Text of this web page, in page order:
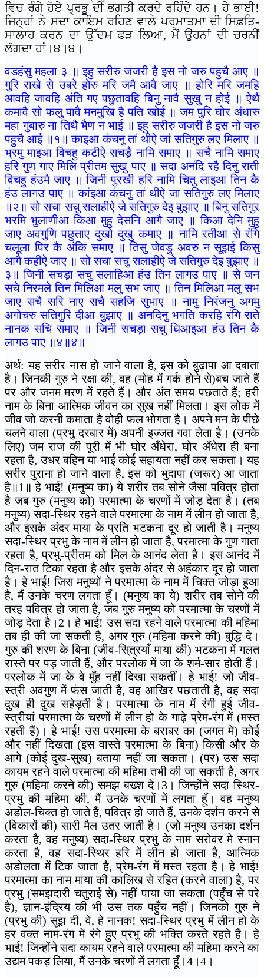
ਵਿਚ ਰੰਗੇ ਹੋਏ ਪ੍ਰਭੂ ਦੀ ਭਗਤੀ ਕਰਦੇ ਰਹਿੰਦੇ ਹਨ। ਹੇ ਭਾਈ!
ਜਿਨ੍ਹਾਂ ਨੇ ਸਦਾ ਕਾਇਮ ਰਹਿਣ ਵਾਲੇ ਪਰਮਾਤਮਾ ਦੀ ਸਿਫ਼ਤਿ-
ਸਾਲਾਹ ਕਰਨ ਦਾ ਉੱਦਮ ਫੜ ਲਿਆ, ਮੈਂ ਉਹਨਾਂ ਦੀ ਚਰਨੀਂ
ਲੱਗਦਾ ਹਾਂ।੪।੪।
वडहंसु महला ३ ॥ इहु सरीरु जजरी है इस नो जरु पहुचै आए ॥
गुरि राखे से उबरे होरु मरि जमै आवै जाए ॥ होरि मरि जमहि
आवहि जावहि अंति गए पछुतावहि बिनु नावै सुखु न होई ॥ ऐथै
कमावै सो फलु पावै मनमुखि है पति खोई ॥ जम पुरि घोर अंधारु
महा गुबारु ना तिथै भैण न भाई ॥ इहु सरीरु जजरी है इस नो जरु
पहुचै आई ॥१॥ काइआ कंचनु तां थीऐ जां सतिगुरु लए मिलाए ॥
भ्रमु माइआ विचहु कटीऐ सचड़ै नामि समाए ॥ सचै नामि समाए
हरि गुण गाए मिलि प्रीतम सुखु पाए ॥ सदा अनंदि रहै दिनु राती
विचहु हंउमै जाए ॥ जिनी पुरखी हरि नामि चितु लाइआ तिन कै
हंउ लागउ पाए ॥ कांइआ कंचनु तां थीऐ जा सतिगुरु लए मिलाए
॥२॥ सो सचा सचु सलाहीऐ जे सतिगुरु देइ बुझाए ॥ बिनु सतिगुर
भरमि भुलाणीआ किआ मुहु देसनि आगै जाए ॥ किआ देनि मुहु
जाए अवगुणि पछुताए दुखो दुखु कमाए ॥ नामि रतीआ से रंगि
चलूला पिर कै अंकि समाए ॥ तिसु जेवडु अवरु न सूझई किसु
आगै कहीऐ जाए ॥ सो सचा सचु सलाहीऐ जे सतिगुरु देइ बुझाए ॥
३॥ जिनी सचड़ा सचु सलाहिआ हंउ तिन लागउ पाए ॥ से जन
सचे निरमले तिन मिलिआ मलु सभ जाए ॥ तिन मिलिआ मलु सभ
जाए सचै सरि नाए सचै सहजि सुभाए ॥ नामु निरंजनु अगमु
अगोचरु सतिगुरि दीआ बुझाए ॥ अनदिनु भगति करहि रंगि राते
नानक सचि समाए ॥ जिनी सचड़ा सचु धिआइआ हंउ तिन कै
लागउ पाए ॥४॥४॥
अर्थ: यह सरीर नास हो जाने वाला है, इस को बुढ़ापा आ दबाता
है। जिनकी गुरु ने रक्षा की, वह (मोह में गर्क होने से)बच जाते हैं
पर और जनम मरण में रहते हैं। और अंत समय पछताते हैं; हरी
नाम के बिना आत्मिक जीवन का सुख नहीं मिलता। इस लोक में
जीव जो करनी कमाता है वोही फल भोगता है। अपने मन के पीछे
चलने वाला (प्रभु दरबार में) अपनी इज्जत गवा लेता है। (उनके
लिए) जम राज की पूरी में भी घोर अँधेरा, घोर अँधेरा ही बना
रहता है, उधर बहिन या भाई कोई सहायता नहीं कर सकता। यह
सरीर पुराना हो जाने वाला है, इस को भुदापा (जरूर) आ जाता
है॥1॥ हे भाई! (मनुष्य का) ये शरीर तब सोने जैसा पवित्र होता
है जब गुरु (मनुष्य को) परमात्मा के चरणों में जोड़ देता है। (तब
मनुष्य) सदा-स्थिर रहने वाले परमात्मा के नाम में लीन हो जाता है,
और इसके अंदर माया के प्रति भटकना दूर हो जाती है। मनुष्य
सदा-स्थिर प्रभु के नाम में लीन हो जाता है, परमात्मा के गुण गाता
रहता है, प्रभु-प्रीतम को मिल के आनंद लेता है। इस आनंद में
दिन-रात टिका रहता है और इसके अंदर से अहंकार दूर हो जाता
है। हे भाई! जिस मनुष्यों ने परमात्मा के नाम में चिक्त जोड़ा हुआ
है, मैं उनके चरण लगता हूँ। (मनुष्य का ये) शरीर तब सोने की
तरह पवित्र हो जाता है, जब गुरु मनुष्य को परमात्मा के चरणों में
जोड़ देता है।2। हे भाई! उस सदा रहने वाले परमात्मा की महिमा
तब ही की जा सकती है, अगर गुरु (महिमा करने की) बुद्धि दे।
गुरु की शरण के बिना (जीव-सि्त्रयाँ माया की) भटकना में गलत
रास्ते पर पड़ जाती हैं, और परलोक में जा के शर्म-सार होती हैं।
परलोक में जा के वे मुँह नहीं दिखा सकतीं। हे भाई! जो जीव-
स्त्री अवगुण में फंस जाती है, वह आखिर पछताती है, वह सदा
दुख ही दुख सहेड़ती है। परमात्मा के नाम में रंगी हुई जीव-
स्त्रीयां परमात्मा के चरणों में लीन हो के गाढ़े प्रेम-रंग में (मस्त
रहती हैं)। हे भाई! उस परमात्मा के बराबर का (जगत में) कोई
और नहीं दिखता (इस वास्ते परमात्मा के बिना) किसी और के
आगे (कोई दुख-सुख) बताया नहीं जा सकता। (पर) उस सदा
कायम रहने वाले परमात्मा की महिमा तभी की जा सकती है, अगर
गुरु (महिमा करने की) समझ बख्श दे।3। जिन्होंने सदा स्थिर-
प्रभु की महिमा की, मैं उनके चरणों में लगता हूँ। वह मनुष्य
अडोल-चिक्त हो जाते हैं, पवित्र हो जाते हैं, उनके दर्शन करने से
(विकारों की) सारी मैल उतर जाती है। (जो मनुष्य उनका दर्शन
करता है, वह मनुष्य) सदा-स्थिर प्रभु के नाम सरोवर मे स्नान
करता है, वह सदा-स्थिर हरि में लीन हो जाता है, आत्मिक
अडोलता में टिक जाता है, प्रेम-रंग में मस्त रहता है। हे भाई!
परमात्मा का नाम माया की कालिख से रहित (करने वाला) है, पर
प्रभु (समझदारी चतुराई से) नहीं पाया जा सकता (पहुँच से परे
है), ज्ञान-इंद्रिय की भी उस तक पहुँच नहीं। जिनको गुरु ने
(प्रभु की) सूझ दी, वे, हे नानक! सदा-स्थिर प्रभु में लीन हो के
हर वक्त नाम-रंग में रंगे हुए प्रभु की भक्ति करते रहते हैं। हे
भाई! जिन्होंने सदा कायम रहने वाले परमात्मा की महिमा करने का
उद्यम पकड़ लिया, मैं उनके चरणों में लगता हूँ।4।4।